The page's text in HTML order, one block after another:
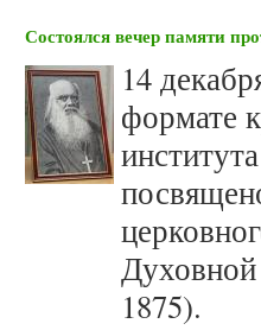
Состоялся вечер памяти
14
формате
1875).